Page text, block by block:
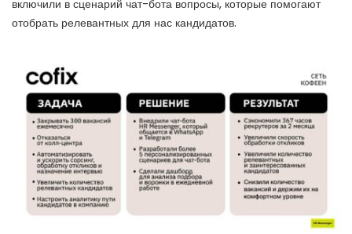
включили в сценарий чат-бота вопросы, которые помогают
отобрать релевантных для нас кандидатов.